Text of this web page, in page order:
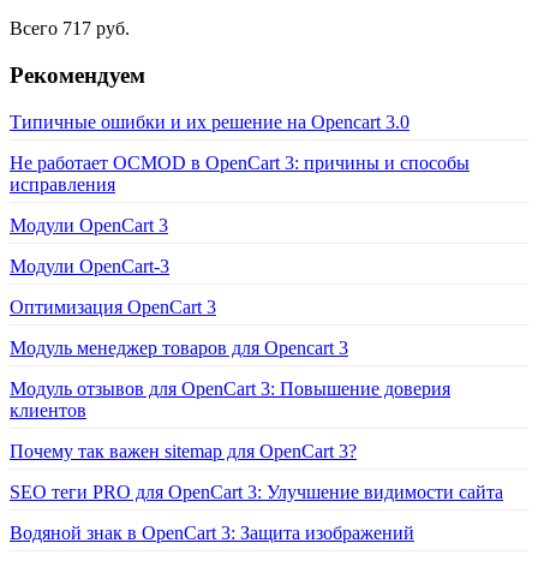
Всего 717 руб.
Рекомендуем
Типичные ошибки и их решение на Opencart 3.0
Не работает OCMOD в OpenCart 3: причины и способы
исправления
Модули OpenCart 3
Модули OpenCart-3
Оптимизация OpenCart 3
Модуль менеджер товаров для Opencart 3
Модуль отзывов для OpenCart 3: Повышение доверия
клиентов
Почему так важен sitemap для OpenCart 3?
SEO теги PRO для OpenCart 3: Улучшение видимости сайта
Водяной знак в OpenCart 3: Защита изображений